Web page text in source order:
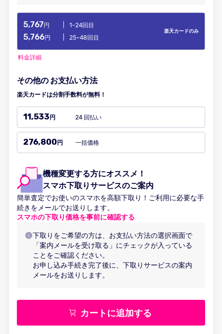
5,767円 1~24回目
5,766円 25~48回目
楽天カードのみ
料金詳細
その他の お支払い方法
楽天カードは分割手数料が無料！
11,533 円 24 回払い
276,800円 一括価格
機種変更する方にオススメ！
スマホ下取りサービスのご案内
簡単査定でお使いのスマホを高額下取り！ご利用に必要な手
続きをメールでお送りします。
スマホの下取り価格を事前に確認する
下取りをご希望の方は、お支払い方法の選択画面で
「案内メールを受け取る」にチェックが入っている
ことをご確認ください。
お申し込み手続き完了後に、下取りサービスの案内
メールをお送りします。
カートに追加する